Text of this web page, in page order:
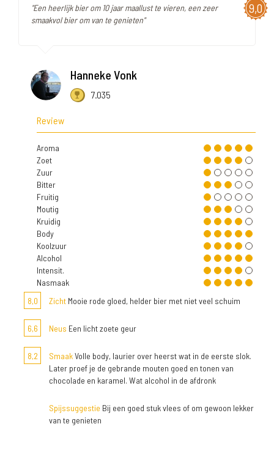
9,0
"Een heerlijk bier om 10 jaar maallust te vieren, een zeer
smaakvol bier om van te genieten"
Hanneke Vonk
7.035
Review
Aroma
Zoet
Zuur
Bitter
Fruitig
Moutig
Kruidig
Body
Koolzuur
Alcohol
Intensit.
Nasmaak
8,0
Zicht Mooie rode gloed, helder bier met niet veel schuim
6,6 Neus Een licht zoete geur
8,2 SmaakVolle body, laurier over heerst wat in de eerste slok.
Later proef je de gebrande mouten goed en tonen van
chocolade en karamel. Wat alcohol in de afdronk
Spijssuggestie Bij een goed stuk vlees of om gewoon lekker
van te genieten